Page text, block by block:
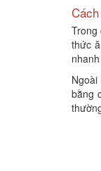
Trong
thức
bằng